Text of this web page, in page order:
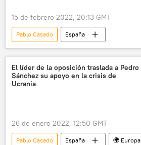
15 de febrero 2022, 20:13 GMT
Pablo Casado
España
Partido Popular de España
VOX
elecciones
El líder de la oposición traslada a Pedro
Sánchez su apoyo en la crisis de
Ucrania
26 de enero 2022, 12:50 GMT
Pablo Casado España
🌍 Europa